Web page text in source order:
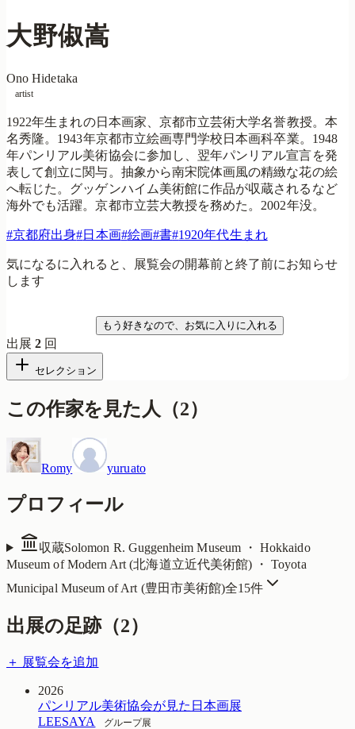
大野俶嵩
Ono Hidetaka
artist
1922年生まれの日本画家、京都市立芸術大学名誉教授。本
名秀隆。1943年京都市立絵画専門学校日本画科卒業。1948
年パンリアル美術協会に参加し、翌年パンリアル宣言を発
表して創立に関与。抽象から南宋院体画風の精緻な花の絵
へ転じた。グッゲンハイム美術館に作品が収蔵されるなど
海外でも活躍。京都市立芸大教授を務めた。2002年没。
#京都府出身#日本画#絵画#書#1920年代生まれ
気になるに入れると、展覧会の開幕前と終了前にお知らせ
します
もう好きなので、お気に入りに入れる
出展2 回
セレクション
この作家を見た人 （2）
Romy yuruato
プロフィール
収蔵Solomon R. Guggenheim Museum ・ Hokkaido
Museum of Modern Art (北海道立近代美術館) ・ Toyota
Municipal Museum of Art (豊田市美術館)全15件
出展の足跡（2）
＋ 展覧会を追加
2026
パンリアル美術協会が見た日本画展
LEESAYA
グループ展